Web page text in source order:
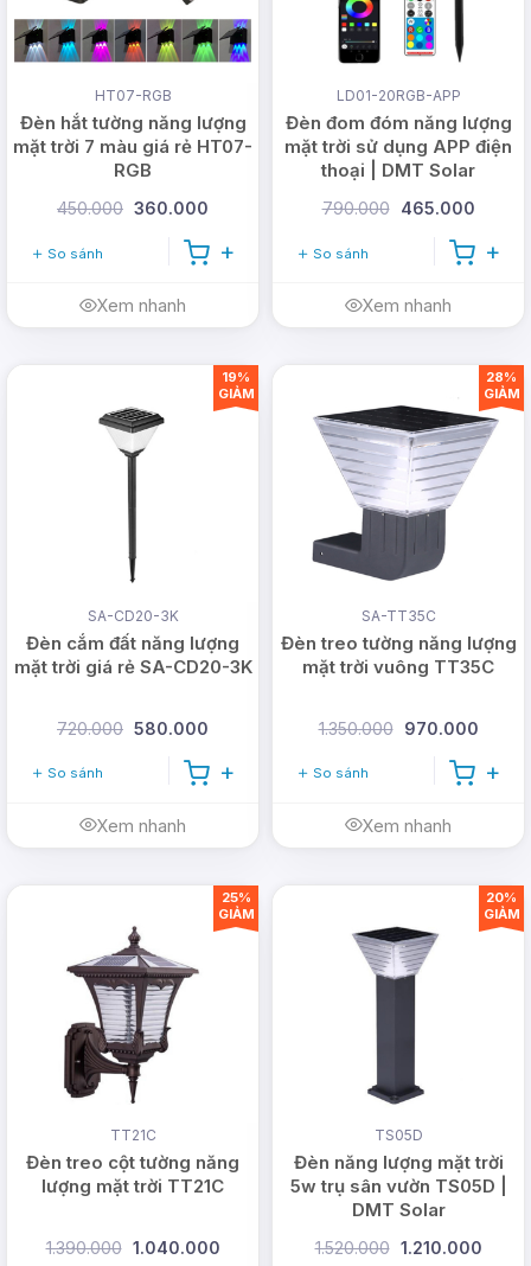
HT07-RGB
Đèn hắt tường năng lượng
mặt trời 7 màu giá rẻ HT07-
RGB
450.000 360.000
So sánh
Xem nhanh
LD01-20RGB-APP
Đèn đom đóm năng lượng
mặt trời sử dụng APP điện
thoại | DMT Solar
790.000 465.000
So sánh
Xem nhanh
SA-CD20-3K
Đèn cắm đất năng lượng
mặt trời giá rẻ SA-CD20-3K
720.000 580.000
So sánh
Xem nhanh
19%
GIẢM
SA-TT35C
Đèn treo tường năng lượng
mặt trời vuông TT35C
1.350.000 970.000
So sánh
Xem nhanh
28%
GIẢM
TT21C
Đèn treo cột tường năng
lượng mặt trời TT21C
1.390.000 1.040.000
25%
GIẢM
TS05D
Đèn năng lượng mặt trời
5w trụ sân vườn TS05D |
DMT Solar
1.520.000 1.210.000
20%
GIẢM